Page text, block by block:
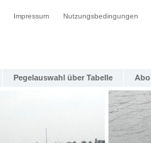
Impressum Nutzungsbedingungen
Pegelauswahl über Tabelle Abo